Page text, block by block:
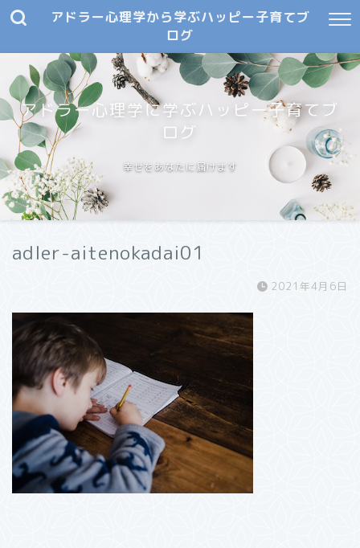
アドラー心理学から学ぶハッピー子育てブ
ログ
アドラー心理学に学ぶハッピー子育てブ
ログ
幸せをあなたに届けます
adler-aitenokadai01
2021年4月6日